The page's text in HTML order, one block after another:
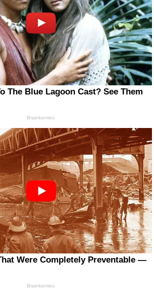
The Blue Lagoon Cast? See Them
Brainberries
Were Completely Preventable —
Brainberries